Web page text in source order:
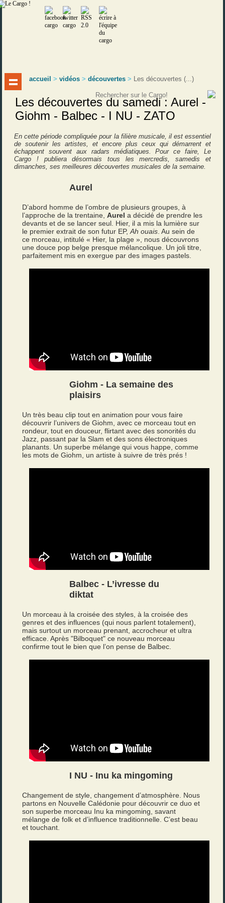
accueil >vidéos >découvertes > Les découvertes (...)
Les découvertes du samedi : Aurel -
Giohm - Balbec - I NU - ZATO
En cette période compliquée pour la filière musicale, il est essentiel
de soutenir les artistes, et encore plus ceux qui démarrent et
échappent souvent aux radars médiatiques. Pour ce faire, Le
Cargo ! publiera désormais tous les mercredis, samedis et
dimanches, ses meilleures découvertes musicales de la semaine.
Aurel
D’abord homme de l’ombre de plusieurs groupes, à
l’approche de la trentaine,Aurel a décidé de prendre les
devants et de se lancer seul. Hier, il a mis la lumière sur
le premier extrait de son futur EP,Ah ouais . Au sein de
ce morceau, intitulé « Hier, la plage », nous découvrons
une douce pop belge presque mélancolique. Un joli titre,
parfaitement mis en exergue par des images pastels.
Giohm - La semaine des
plaisirs
Un très beau clip tout en animation pour vous faire
découvrir l’univers de Giohm, avec ce morceau tout en
rondeur, tout en douceur, flirtant avec des sonorités du
Jazz, passant par la Slam et des sons électroniques
planants. Un superbe mélange qui vous happe, comme
les mots de Giohm, un artiste à suivre de très prés !
Balbec - L’ivresse du
diktat
Un morceau à la croisée des styles, à la croisée des
genres et des influences (qui nous parlent totalement),
mais surtout un morceau prenant, accrocheur et ultra
efficace. Après "Bilboquet" ce nouveau morceau
confirme tout le bien que l’on pense de Balbec.
I NU - Inu ka mingoming
Changement de style, changement d’atmosphère. Nous
partons en Nouvelle Calédonie pour découvrir ce duo et
son superbe morceau Inu ka mingoming, savant
mélange de folk et d’influence traditionnelle. C’est beau
et touchant.